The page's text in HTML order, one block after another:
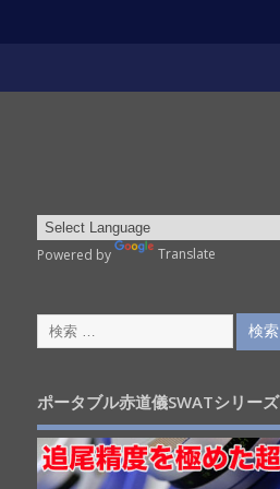
Powered by Translate
ポータブル赤道儀SWATシリーズ